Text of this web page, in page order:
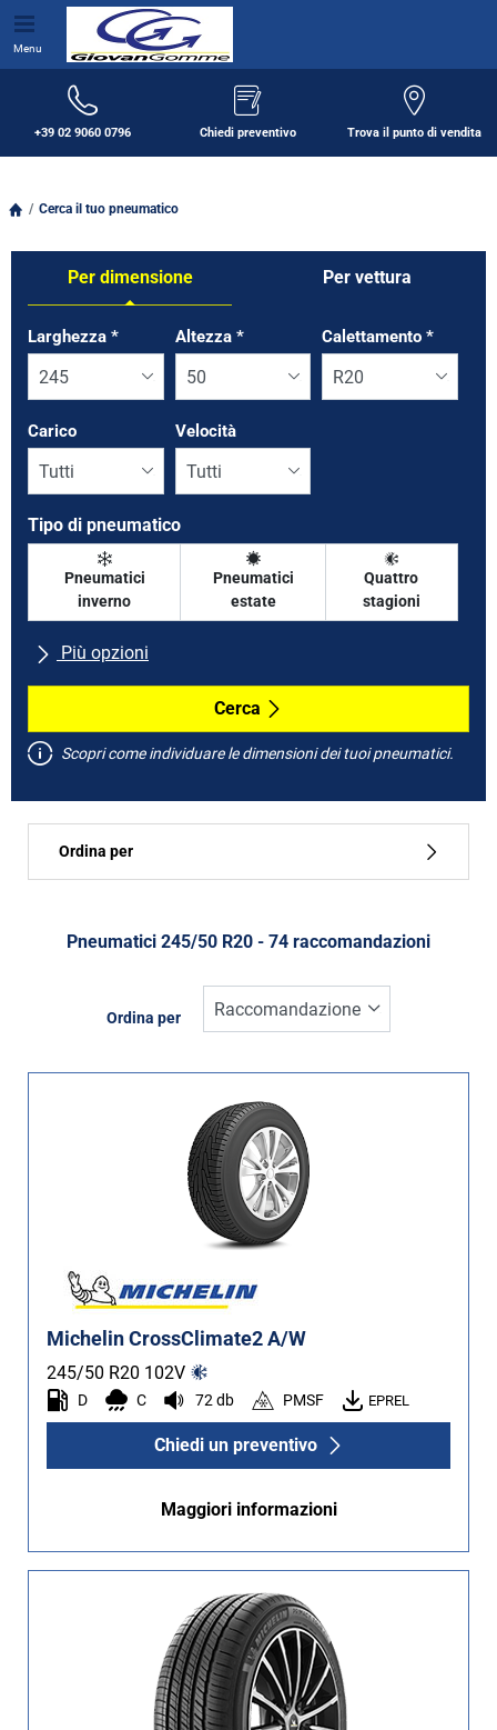
Menu
+39 02 9060 0796 Chiedi preventivo Trova il punto di vendita
Cerca il tuo pneumatico
Per dimensione Per vettura
Tab updated: Per dimensione
Larghezza * Altezza * Calettamento*
Carico Velocità
Tipo di pneumatico
Pneumatici
inverno
Pneumatici
estate
Quattro
stagioni
Più opzioni
Tutte le marche
Tipo di vettura
Run flat
Cerca
Scopri come individuare le dimensioni dei tuoi pneumatici.
Ordina per
Tipo di pneumatico
Inverno (10)
Tutti i tipi (74)
4X4 (33)
Furgone (0)
Camper (0)
Non Run flat (74)
Pneumatici ‎245/50 R20 - 74 raccomandazioni
Ordina per
Michelin CrossClimate2 A/W
245/50 R20 102V
D C 72 db PMSF EPREL
Chiedi un preventivo
Maggiori informazioni